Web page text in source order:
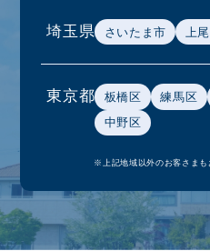
埼玉県 さいたま市 上
東京都 板橋区 練馬区
中野区
※上記地域以外のお客さまも